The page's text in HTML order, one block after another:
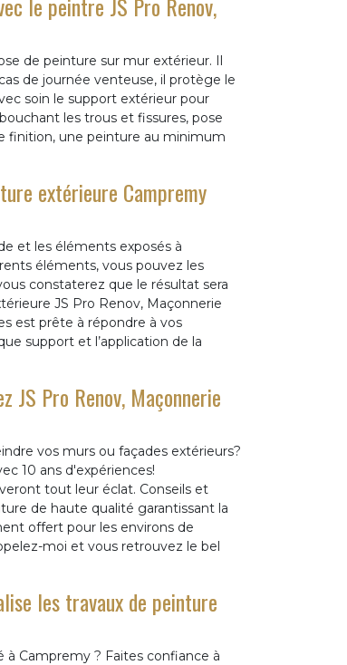
de peinture sur mur extérieur. Il
de journée venteuse, il protège le
soin le support extérieur pour
les trous et fissures, pose
finition, une peinture au minimum
extérieure Campremy
et les éléments exposés à
éléments, vous pouvez les
constaterez que le résultat sera
JS Pro Renov, Maçonnerie
est prête à répondre à vos
support et l’application de la
JS Pro Renov, Maçonnerie
vos murs ou façades extérieurs?
10 ans d'expériences!
tout leur éclat. Conseils et
de haute qualité garantissant la
offert pour les environs de
moi et vous retrouvez le bel
les travaux de peinture
Campremy ? Faites confiance à